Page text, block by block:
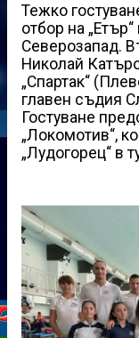
Тежко
отбор на
Северозапад.
Николай
„Спартак“
главен съдия
Гостуване
„Локомотив“,
„Лудогорец“ в